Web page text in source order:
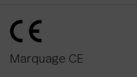
Marquage CE